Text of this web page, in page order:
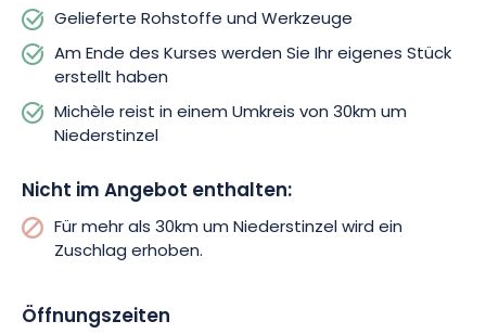
Gelieferte Rohstoffe und Werkzeuge
Am Ende des Kurses werden Sie Ihr eigenes Stück
erstellt haben
Michèle reist in einem Umkreis von 30km um
Niederstinzel
Nicht im Angebot enthalten:
Für mehr als 30km um Niederstinzel wird ein
Zuschlag erhoben.
Öffnungszeiten